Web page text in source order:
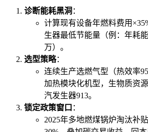
诊断能耗黑洞 ：
计算现有设备年燃料费用
生器最低节能量（例：年耗
万）。
选型策略：
连续生产选燃气型（热效率
加热模块化机型，生物质资
汽发生器913。
锁定政策窗口 ：
2025年多地燃煤锅炉淘汰补